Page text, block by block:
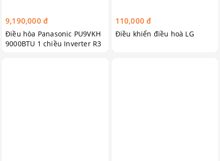
9,190,000 đ
Điều hòa Panasonic PU9VKH
9000BTU 1 chiều Inverter R3
110,000 đ
Điều khiển điều hoà LG